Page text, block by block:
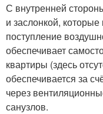
С внутренней
и заслонкой,
поступление
обеспечивает
квартиры (здесь
обеспечивается за
через
санузлов.